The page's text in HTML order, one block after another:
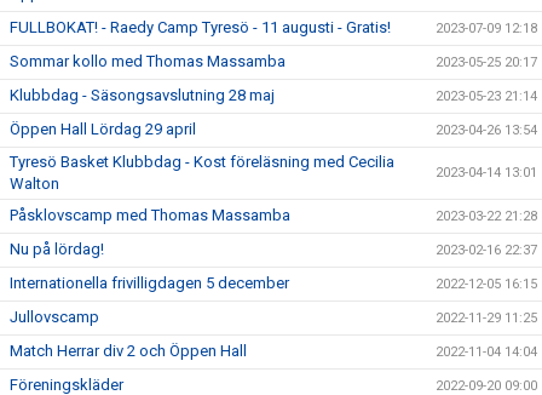
FULLBOKAT! - Raedy Camp Tyresö - 11 augusti - Gratis! 2023-07-09 12:18
Sommar kollo med Thomas Massamba 2023-05-25 20:17
Klubbdag - Säsongsavslutning 28 maj 2023-05-23 21:14
Öppen Hall Lördag 29 april 2023-04-26 13:54
Tyresö Basket Klubbdag - Kost föreläsning med Cecilia
Walton
2023-04-14 13:01
Påsklovscamp med Thomas Massamba 2023-03-22 21:28
Nu på lördag! 2023-02-16 22:37
Internationella frivilligdagen 5 december 2022-12-05 16:15
Jullovscamp 2022-11-29 11:25
Match Herrar div 2 och Öppen Hall 2022-11-04 14:04
Föreningskläder 2022-09-20 09:00